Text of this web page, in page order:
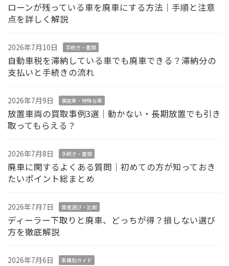
ローンが残っている車を廃車にする方法｜手順と注意
点を詳しく解説
2026年7月10日 手続き・書類
自動車税を滞納している車でも廃車できる？滞納分の
支払いと手続きの流れ
2026年7月9日 事故車・特殊な車
放置車両の買取事例3選｜動かない・長期放置でも引き
取ってもらえる？
2026年7月8日 手続き・書類
廃車に関するよくある質問｜初めての方が知っておき
たいポイント総まとめ
2026年7月7日 業者選び・比較
ディーラー下取りと廃車、どっちが得？損しない選び
方を徹底解説
2026年7月6日 車種別ガイド